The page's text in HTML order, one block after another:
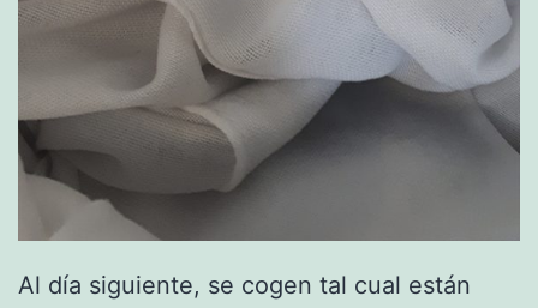
Al día siguiente, se cogen tal cual están